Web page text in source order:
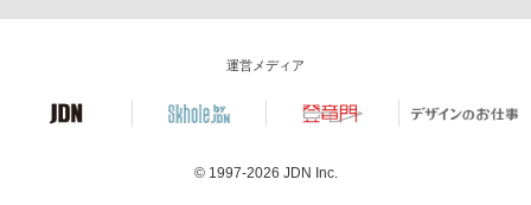
運営メディア
© 1997-2026 JDN Inc.